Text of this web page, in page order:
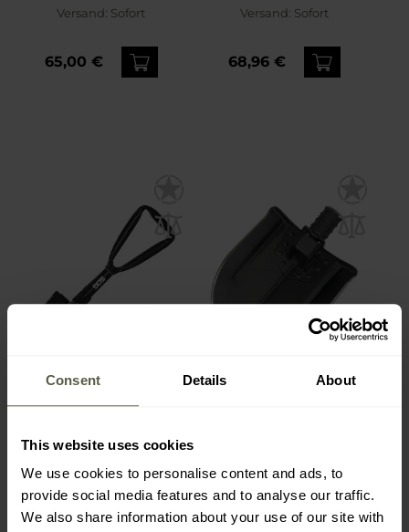
Consent Details About
This website uses cookies
We use cookies to personalise content and ads, to
provide social media features and to analyse our traffic.
We also share information about your use of our site with
Versand: Sofort
65,00 €
Versand: Sofort
68,96 €
SOG - Entrenching Tool
32,29 €
ESP Feldspaten für
43,81 €